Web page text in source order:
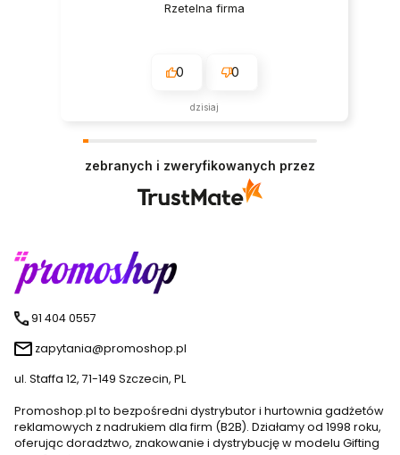
Rzetelna firma
0 0
dzisiaj
zebranych i zweryfikowanych przez
91 404 0557
zapytania@promoshop.pl
ul. Staffa 12, 71-149 Szczecin, PL
Promoshop.pl to bezpośredni dystrybutor i hurtownia gadżetów
reklamowych z nadrukiem dla firm (B2B). Działamy od 1998 roku,
oferując doradztwo, znakowanie i dystrybucję w modelu Gifting